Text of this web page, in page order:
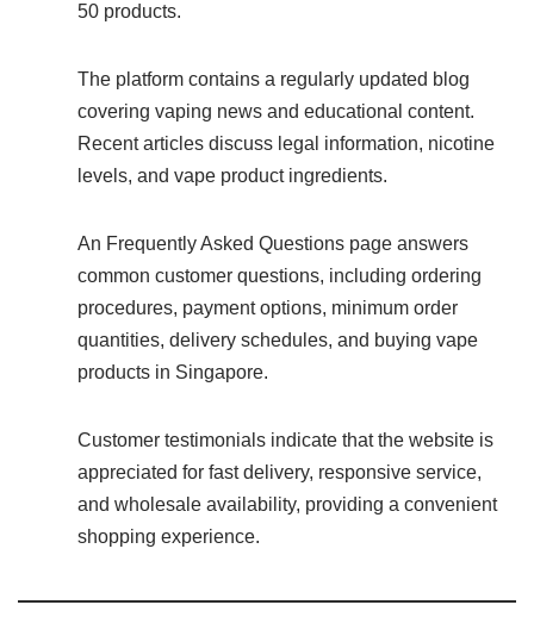
50 products.
The platform contains a regularly updated blog
covering vaping news and educational content.
Recent articles discuss legal information, nicotine
levels, and vape product ingredients.
An Frequently Asked Questions page answers
common customer questions, including ordering
procedures, payment options, minimum order
quantities, delivery schedules, and buying vape
products in Singapore.
Customer testimonials indicate that the website is
appreciated for fast delivery, responsive service,
and wholesale availability, providing a convenient
shopping experience.